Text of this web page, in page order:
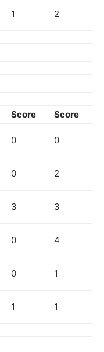
1 2
Score
Score
0 0
0 2
3 3
0 4
0 1
1 1